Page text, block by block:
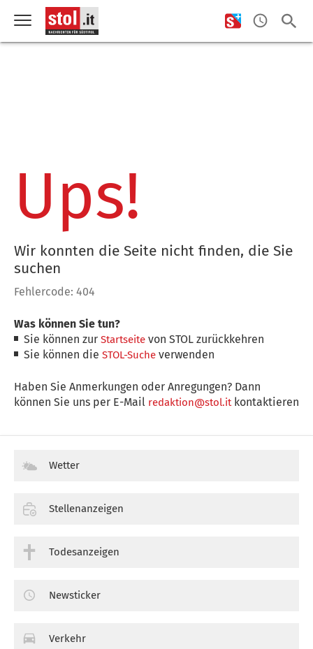
Ups!
Wir konnten die Seite nicht finden, die Sie
suchen
Fehlercode: 404
Was können Sie tun?
Sie können zurStartseite von STOL zurückkehren
Sie können dieSTOL-Suche verwenden
Haben Sie Anmerkungen oder Anregungen? Dann
können Sie uns per E-Mail redaktion@stol.itkontaktieren
Wetter
Stellenanzeigen
Todesanzeigen
Newsticker
Verkehr